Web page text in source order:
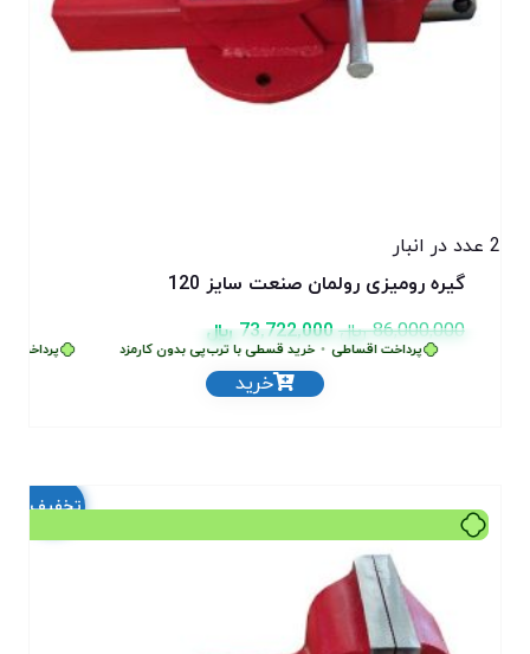
2 عدد در انبار
گیره رومیزی رولمان صنعت سایز 120
86,000,000 ﷼73,722,000 ﷼
پرداخت اقساطی خرید قسطی با ترب‌پی بدون کارمزد پرداخت
خرید
تخفیف!